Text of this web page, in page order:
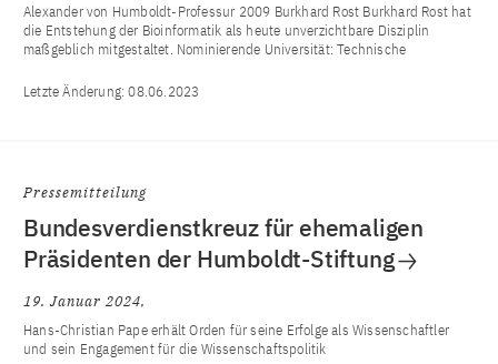
Alexander von Humboldt-Professur 2009 Burkhard Rost Burkhard Rost hat
die Entstehung der Bioinformatik als heute unverzichtbare Disziplin
maßgeblich mitgestaltet. Nominierende Universität: Technische
Letzte Änderung:08.06.2023
Pressemitteilung
Bundesverdienstkreuz für ehemaligen
Präsidenten der Humboldt-Stiftung
19. Januar 2024
Hans-Christian Pape erhält Orden für seine Erfolge als Wissenschaftler
und sein Engagement für die Wissenschaftspolitik